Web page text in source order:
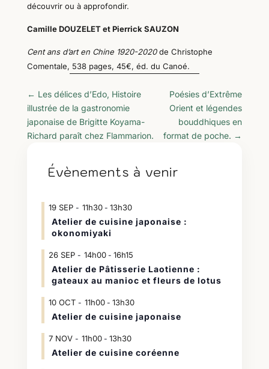
découvrir ou à approfondir.
Camille DOUZELET et Pierrick SAUZON
Cent ans d’art en Chine 1920-2020de Christophe
Comentale, 538 pages, 45€, éd. du Canoé.
← Les délices d’Edo, Histoire
illustrée de la gastronomie
japonaise de Brigitte Koyama-
Richard paraît chez Flammarion.
Poésies d’Extrême
Orient et légendes
bouddhiques en
format de poche. →
Évènements à venir
19 SEP 11h30- 13h30
Atelier de cuisine japonaise :
okonomiyaki
26 SEP 14h00- 16h15
Atelier de Pâtisserie Laotienne :
gateaux au manioc et fleurs de lotus
10 OCT 11h00- 13h30
Atelier de cuisine japonaise
7 NOV 11h00- 13h30
Atelier de cuisine coréenne